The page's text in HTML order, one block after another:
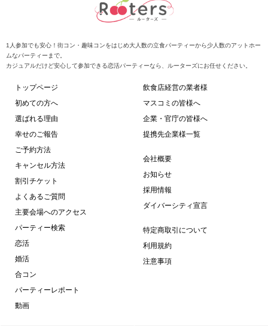
1人参加でも安心！街コン・趣味コンをはじめ大人数の立食パーティーから少人数のアットホー
ムなパーティーまで。
カジュアルだけど安心して参加できる恋活パーティーなら、ルーターズにお任せください。
トップページ
初めての方へ
選ばれる理由
幸せのご報告
ご予約方法
キャンセル方法
割引チケット
よくあるご質問
主要会場へのアクセス
パーティー検索
恋活
婚活
合コン
パーティーレポート
動画
飲食店経営の業者様
マスコミの皆様へ
企業・官庁の皆様へ
提携先企業様一覧
会社概要
お知らせ
採用情報
ダイバーシティ宣言
特定商取引について
利用規約
注意事項